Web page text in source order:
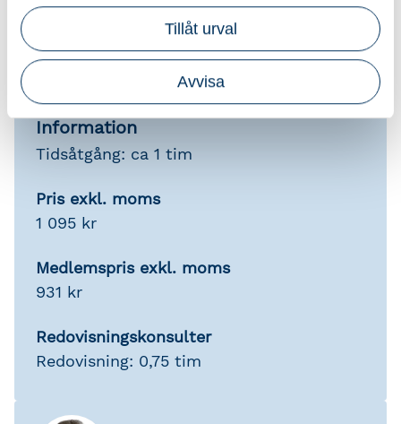
Tillåt urval
Avvisa
För att kursen ska generera aktualitetstimmar
ska den vara slutförd inom
tillgänglighetsperioden (sex månader).
Information
Tidsåtgång: ca 1 tim
Pris exkl. moms
1 095 kr
Medlemspris exkl. moms
931 kr
Redovisningskonsulter
Redovisning: 0,75 tim